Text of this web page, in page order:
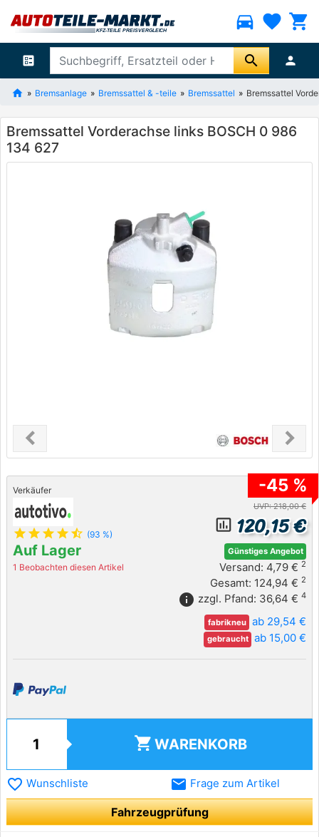
directions_car favorite shopping_cart
ballot search person
Bremsanlage Bremssattel & -teile Bremssattel Bremssattel
Bremssattel Vorderachse links BOSCH 0 986
134 627
chevron_leftPrevious chevron_right
Next
Verkäufer
star star star star star_half (93 %)
Auf Lager
1 Beobachten diesen Artikel
-45 %
UVP: 218,00 €
insert_chart_outlined 120,15 €
Günstiges Angebot
Versand: 4,79 € 2
Gesamt: 124,94 € 2
info zzgl. Pfand: 36,64 € 4
fabrikneu ab 29,54 €
gebraucht ab 15,00 €
shopping_cart WARENKORB
favorite_border Wunschliste email Frage zum Artikel
Fahrzeugprüfung